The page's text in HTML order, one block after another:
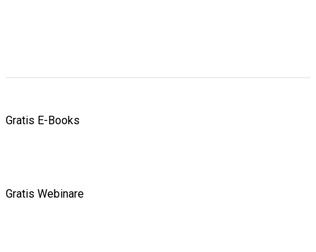
Gratis E-Books
Gratis Webinare